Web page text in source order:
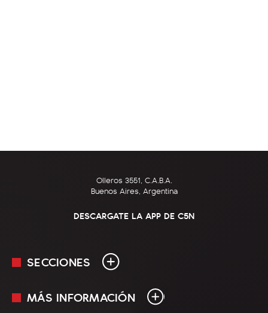
Olleros 3551, C.A.B.A.
Buenos Aires, Argentina
DESCARGATE LA APP DE C5N
SECCIONES
En Vivo
MÁS INFORMACIÓN